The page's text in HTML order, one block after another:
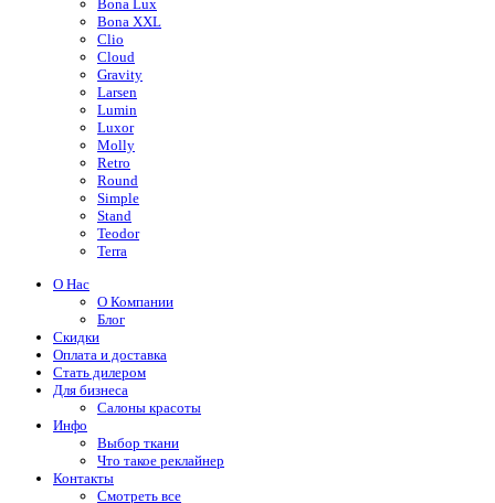
Bona Lux
Bona XXL
Clio
Cloud
Gravity
Larsen
Lumin
Luxor
Molly
Retro
Round
Simple
Stand
Teodor
Terra
О Нас
О Компании
Блог
Скидки
Оплата и доставка
Стать дилером
Для бизнеса
Салоны красоты
Инфо
Выбор ткани
Что такое реклайнер
Контакты
Смотреть все